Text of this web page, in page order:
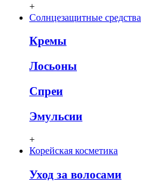
+
Солнцезащитные средства
Кремы
Лосьоны
Спреи
Эмульсии
+
Корейская косметика
Уход за волосами